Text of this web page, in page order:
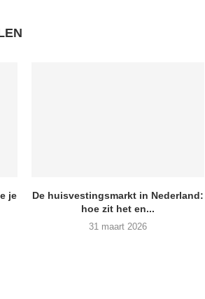
je
De huisvestingsmarkt in Nederland:
hoe zit het en...
31 maart 2026